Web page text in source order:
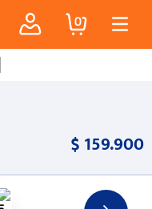
0
$159.900